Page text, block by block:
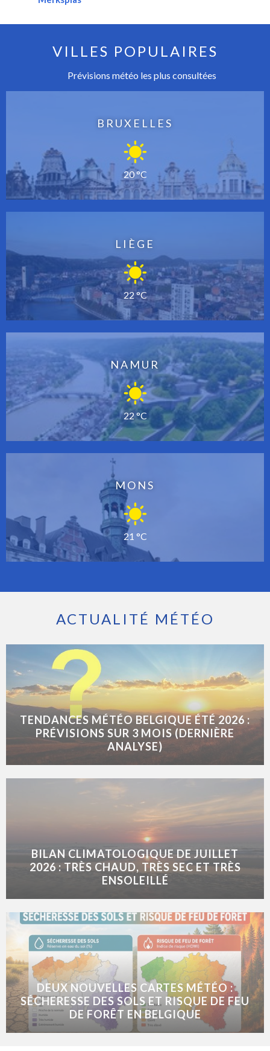
VILLES POPULAIRES
Prévisions météo les plus consultées
BRUXELLES
20 °C
LIÈGE
22 °C
NAMUR
22 °C
MONS
21 °C
ACTUALITÉ MÉTÉO
TENDANCES MÉTÉO BELGIQUE ÉTÉ 2026 :
PRÉVISIONS SUR 3 MOIS (DERNIÈRE
ANALYSE)
BILAN CLIMATOLOGIQUE DE JUILLET
2026 : TRÈS CHAUD, TRÈS SEC ET TRÈS
ENSOLEILLÉ
DEUX NOUVELLES CARTES MÉTÉO :
SÉCHERESSE DES SOLS ET RISQUE DE FEU
DE FORÊT EN BELGIQUE